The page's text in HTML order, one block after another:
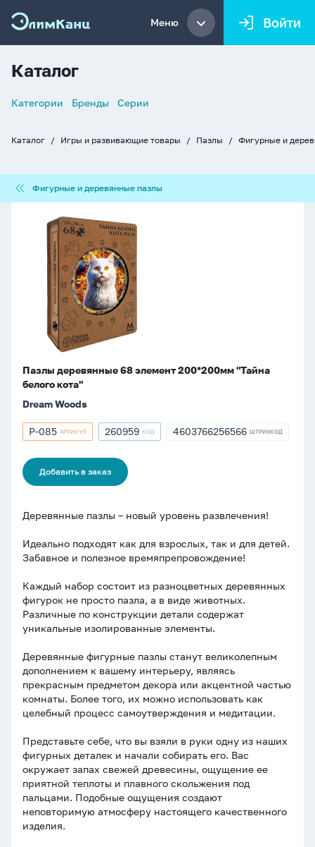
Меню Войти
Каталог
Список
Категории Бренды Серии
Каталог Игры и развивающие товары Пазлы Фигурные и
и
деревянные
Фигурные и деревянные пазлы
Пазлы
деревянные
элемент
200*200мм
"Тайна
белого
Пазлы деревянные 68 элемент 200*200мм "Тайна
белого кота"
Dream Woods
Артикул
085
P-085 АРТИКУЛ
Артикул
260959 КОД
ШТРИХКОД
4603766256566 ШТРИХКОД
Добавить в заказ
Деревянные пазлы – новый уровень развлечения!
Идеально подходят как для взрослых, так и для детей.
Забавное и полезное времяпрепровождение!
Каждый набор состоит из разноцветных деревянных
фигурок не просто пазла, а в виде животных.
Различные по конструкции детали содержат
уникальные изолированные элементы.
Деревянные фигурные пазлы станут великолепным
дополнением к вашему интерьеру, являясь
прекрасным предметом декора или акцентной частью
комнаты. Более того, их можно использовать как
целебный процесс самоутверждения и медитации.
Представьте себе, что вы взяли в руки одну из наших
фигурных деталек и начали собирать его. Вас
окружает запах свежей древесины, ощущение ее
приятной теплоты и плавного скольжения под
пальцами. Подобные ощущения создают
неповторимую атмосферу настоящего качественного
изделия.